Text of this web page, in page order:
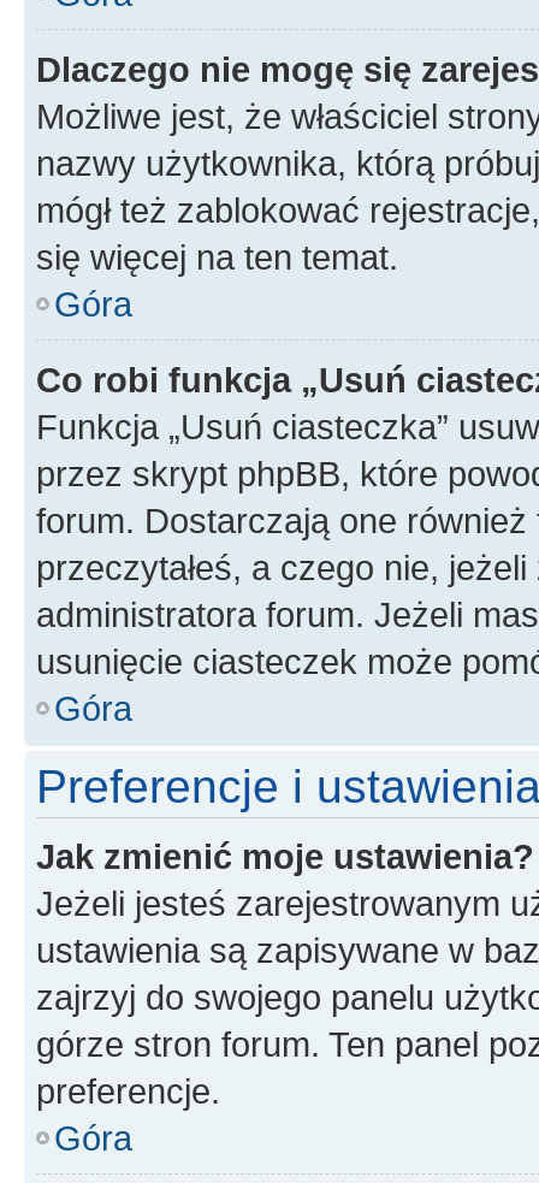
Dlaczego nie mogę się
Możliwe jest, że właściciel
nazwy użytkownika, którą
mógł też zablokować
się więcej na ten temat.
Góra
Co robi funkcja „Usuń
Funkcja „Usuń ciasteczka”
przez skrypt phpBB, które
forum. Dostarczają one
przeczytałeś, a czego nie,
administratora forum. Jeżeli
usunięcie ciasteczek może
Góra
Preferencje i
Jak zmienić moje ustawienia?
Jeżeli jesteś zarejestrowanym
ustawienia są zapisywane w
zajrzyj do swojego panelu
górze stron forum. Ten panel
preferencje.
Góra